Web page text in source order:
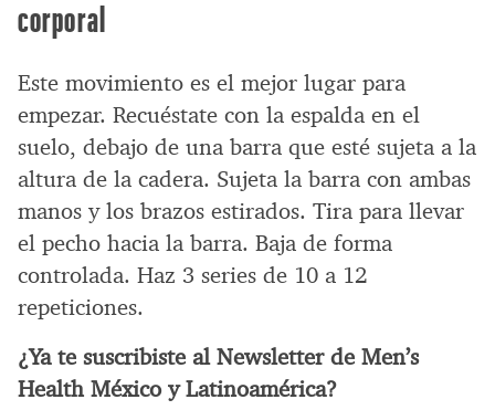
corporal
Este movimiento es el mejor lugar para
empezar. Recuéstate con la espalda en el
suelo, debajo de una barra que esté sujeta a la
altura de la cadera. Sujeta la barra con ambas
manos y los brazos estirados. Tira para llevar
el pecho hacia la barra. Baja de forma
controlada. Haz 3 series de 10 a 12
repeticiones.
¿Ya te suscribiste al Newsletter de Men’s
Health México y Latinoamérica?